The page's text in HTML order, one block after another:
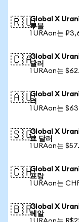
🇷🇺Global X
루블
1 URAon는
🇨🇦Global X
달러
1 URAon는
🇦🇺Global X
러
1 URAon는
🇸🇬Global X
르 달러
1 URAon는
🇨🇭Global X
프랑
1 URAon는
🇧🇷Global X
헤알